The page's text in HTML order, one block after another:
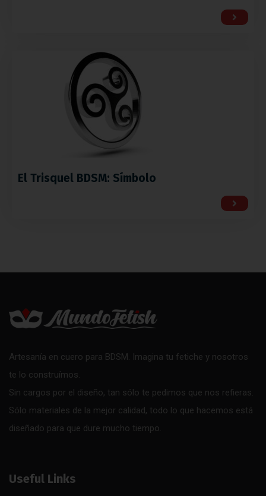
El Trisquel BDSM: Símbolo
Artesanía en cuero para BDSM. Imagina tu fetiche y nosotros
te lo construímos.
Sin cargos por el diseño, tan sólo te pedimos que nos refieras.
Sólo materiales de la mejor calidad, todo lo que hacemos está
diseñado para que dure mucho tiempo.
Useful Links